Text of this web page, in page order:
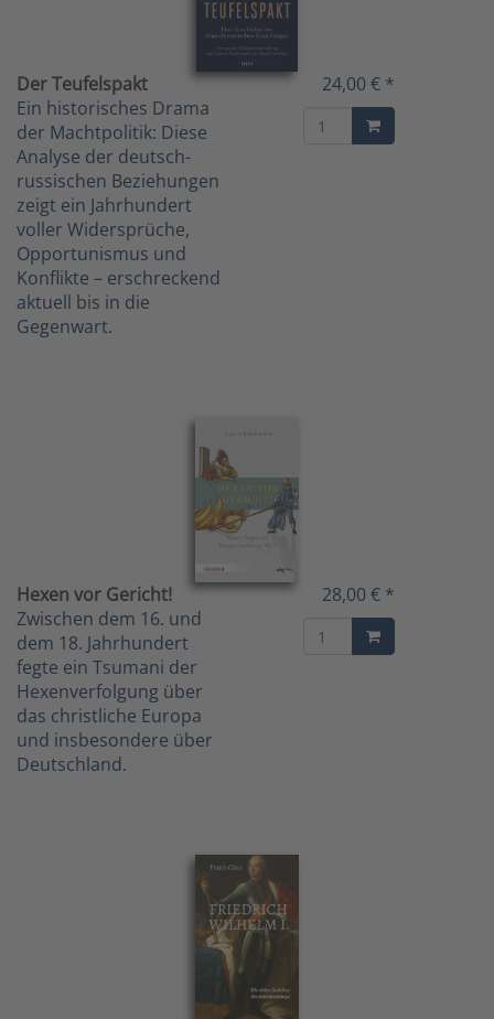
Der Teufelspakt
Ein historisches Drama
der Machtpolitik: Diese
Analyse der deutsch-
russischen Beziehungen
zeigt ein Jahrhundert
voller Widersprüche,
Opportunismus und
Konflikte – erschreckend
aktuell bis in die
Gegenwart.
24,00 € *
Hexen vor Gericht!
Zwischen dem 16. und
dem 18. Jahrhundert
fegte ein Tsumani der
Hexenverfolgung über
das christliche Europa
und insbesondere über
Deutschland.
28,00 € *